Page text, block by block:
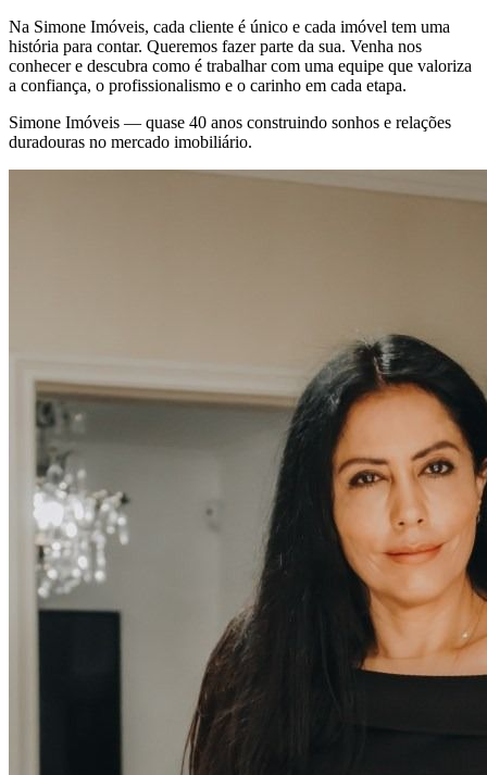
Na Simone Imóveis, cada cliente é único e cada imóvel tem uma
história para contar. Queremos fazer parte da sua. Venha nos
conhecer e descubra como é trabalhar com uma equipe que valoriza
a confiança, o profissionalismo e o carinho em cada etapa.
Simone Imóveis — quase 40 anos construindo sonhos e relações
duradouras no mercado imobiliário.